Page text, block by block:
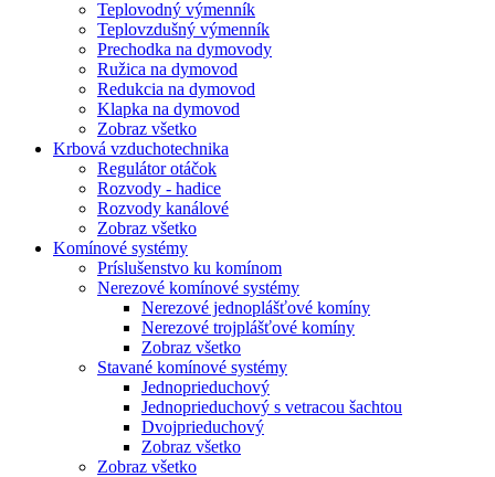
Teplovodný výmenník
Teplovzdušný výmenník
Prechodka na dymovody
Ružica na dymovod
Redukcia na dymovod
Klapka na dymovod
Zobraz všetko
Krbová vzduchotechnika
Regulátor otáčok
Rozvody - hadice
Rozvody kanálové
Zobraz všetko
Komínové systémy
Príslušenstvo ku komínom
Nerezové komínové systémy
Nerezové jednoplášťové komíny
Nerezové trojplášťové komíny
Zobraz všetko
Stavané komínové systémy
Jednoprieduchový
Jednoprieduchový s vetracou šachtou
Dvojprieduchový
Zobraz všetko
Zobraz všetko